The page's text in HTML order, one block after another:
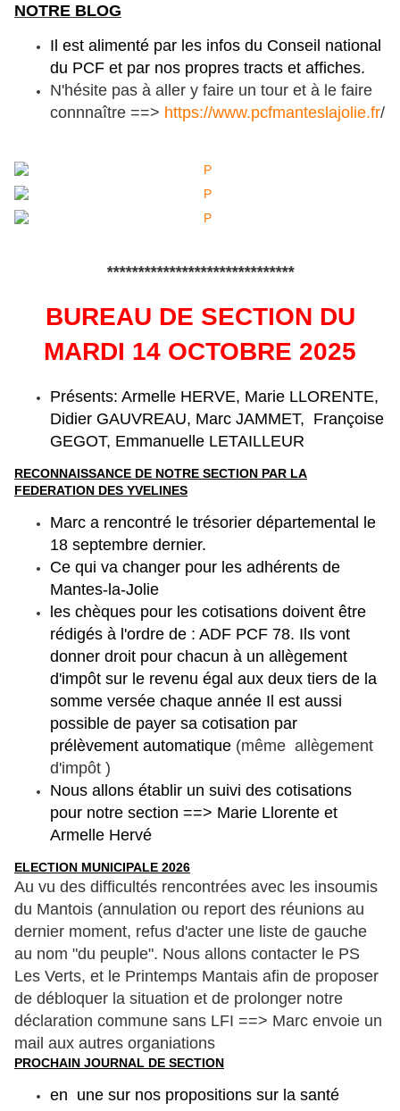
NOTRE BLOG
Il est alimenté par les infos du Conseil national
du PCF et par nos propres tracts et affiches.
N'hésite pas à aller y faire un tour et à le faire
connnaître ==> https://www.pcfmanteslajolie.fr/
******************************
BUREAU DE SECTION DU
MARDI 14 OCTOBRE 2025
Présents: Armelle HERVE, Marie LLORENTE,
Didier GAUVREAU, Marc JAMMET, Françoise
GEGOT, Emmanuelle LETAILLEUR
RECONNAISSANCE DE NOTRE SECTION PAR LA
FEDERATION DES YVELINES
Marc a rencontré le trésorier départemental le
18 septembre dernier.
Ce qui va changer pour les adhérents de
Mantes-la-Jolie
les chèques pour les cotisations doivent être
rédigés à l'ordre de : ADF PCF 78. Ils vont
donner droit pour chacun à un allègement
d'impôt sur le revenu égal aux deux tiers de la
somme versée chaque année Il est aussi
possible de payer sa cotisation par
prélèvement automatique (même allègement
d'impôt )
Nous allons établir un suivi des cotisations
pour notre section ==> Marie Llorente et
Armelle Hervé
ELECTION MUNICIPALE 2026
Au vu des difficultés rencontrées avec les insoumis
du Mantois (annulation ou report des réunions au
dernier moment, refus d'acter une liste de gauche
au nom "du peuple". Nous allons contacter le PS
Les Verts, et le Printemps Mantais afin de proposer
de débloquer la situation et de prolonger notre
déclaration commune sans LFI ==> Marc envoie un
mail aux autres organiations
PROCHAIN JOURNAL DE SECTION
en une sur nos propositions sur la santé